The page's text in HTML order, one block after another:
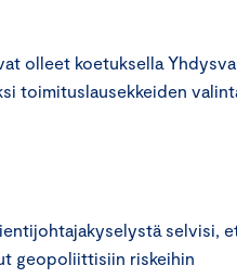
olleet koetuksella
toimituslausekkeiden
selvisi,
geopoliittisiin riskeihin